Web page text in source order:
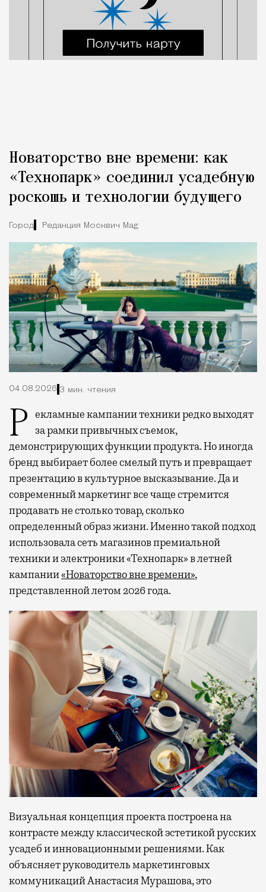
Новаторство вне времени: как
«Технопарк» соединил усадебную
роскошь и технологии будущего
Город Редакция Москвич Mag
04.08.2026 3 мин. чтения
Рекламные кампании техники редко выходят
за рамки привычных съемок,
демонстрирующих функции продукта. Но иногда
бренд выбирает более смелый путь и превращает
презентацию в культурное высказывание. Да и
современный маркетинг все чаще стремится
продавать не столько товар, сколько
определенный образ жизни. Именно такой подход
использовала сеть магазинов премиальной
техники и электроники «Технопарк» в летней
кампании«Новаторство вне времени»,
представленной летом 2026 года.
Визуальная концепция проекта построена на
контрасте между классической эстетикой русских
усадеб и инновационными решениями. Как
объясняет руководитель маркетинговых
коммуникаций Анастасия Мурашова, это